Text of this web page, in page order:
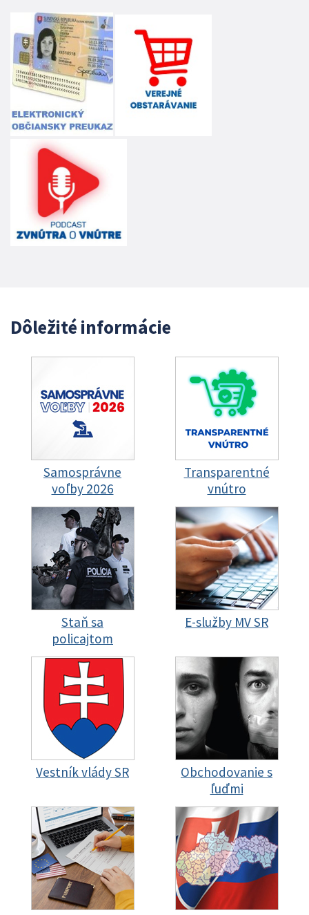
Dôležité informácie
Samosprávne
voľby 2026
Transparentné
vnútro
Staň sa
policajtom
E-služby MV SR
Vestník vlády SR
Obchodovanie s
ľuďmi